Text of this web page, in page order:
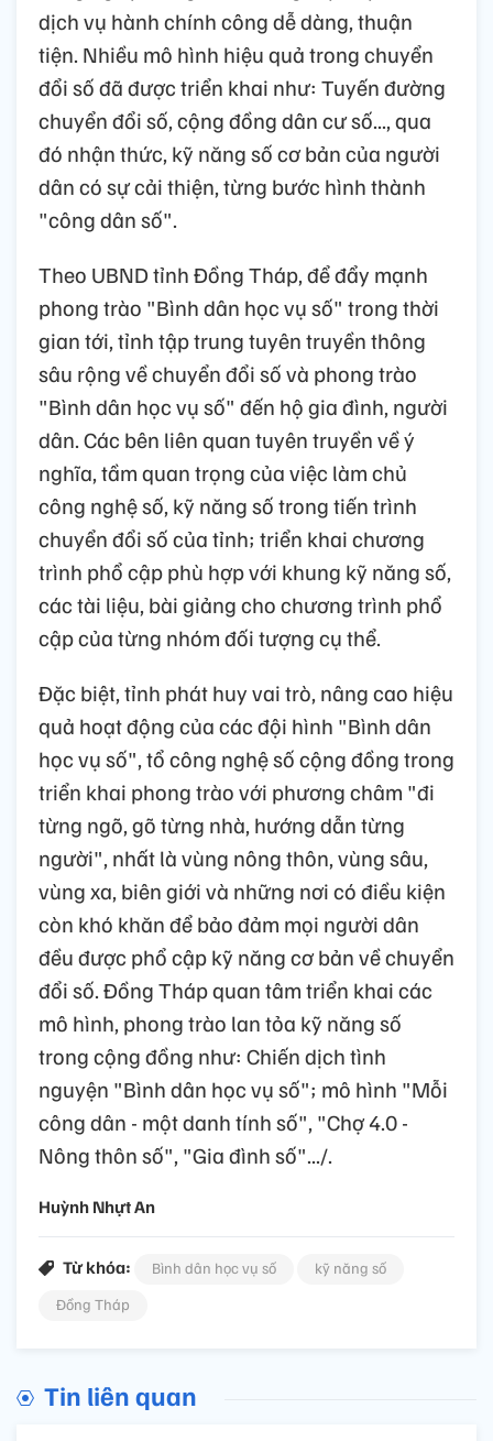
dịch vụ hành chính công dễ dàng, thuận
tiện. Nhiều mô hình hiệu quả trong chuyển
đổi số đã được triển khai như: Tuyến đường
chuyển đổi số, cộng đồng dân cư số..., qua
đó nhận thức, kỹ năng số cơ bản của người
dân có sự cải thiện, từng bước hình thành
"công dân số".
Theo UBND tỉnh Đồng Tháp, để đẩy mạnh
phong trào "Bình dân học vụ số" trong thời
gian tới, tỉnh tập trung tuyên truyền thông
sâu rộng về chuyển đổi số và phong trào
"Bình dân học vụ số" đến hộ gia đình, người
dân. Các bên liên quan tuyên truyền về ý
nghĩa, tầm quan trọng của việc làm chủ
công nghệ số, kỹ năng số trong tiến trình
chuyển đổi số của tỉnh; triển khai chương
trình phổ cập phù hợp với khung kỹ năng số,
các tài liệu, bài giảng cho chương trình phổ
cập của từng nhóm đối tượng cụ thể.
Đặc biệt, tỉnh phát huy vai trò, nâng cao hiệu
quả hoạt động của các đội hình "Bình dân
học vụ số", tổ công nghệ số cộng đồng trong
triển khai phong trào với phương châm "đi
từng ngõ, gõ từng nhà, hướng dẫn từng
người", nhất là vùng nông thôn, vùng sâu,
vùng xa, biên giới và những nơi có điều kiện
còn khó khăn để bảo đảm mọi người dân
đều được phổ cập kỹ năng cơ bản về chuyển
đổi số. Đồng Tháp quan tâm triển khai các
mô hình, phong trào lan tỏa kỹ năng số
trong cộng đồng như: Chiến dịch tình
nguyện "Bình dân học vụ số"; mô hình "Mỗi
công dân - một danh tính số", "Chợ 4.0 -
Nông thôn số", "Gia đình số".../.
Huỳnh Nhựt An
Từ khóa: Bình dân học vụ số
kỹ năng số
Đồng Tháp
Tin liên quan